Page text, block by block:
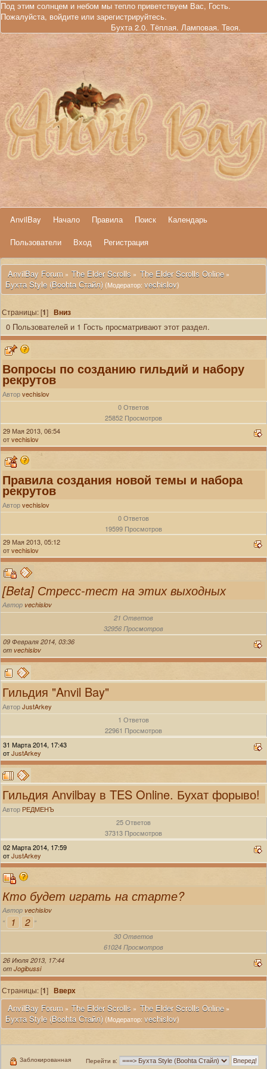
Под этим солнцем и небом мы тепло приветствуем Вас, Гость.
Пожалуйста, войдите или зарегистрируйтесь.
Бухта 2.0. Тёплая. Ламповая. Твоя.
AnvilBay Начало Правила Поиск
Календарь
Пользователи
Вход Регистрация
AnvilBay Forum » The Elder Scrolls » The Elder Scrolls Online»
Бухта Style (Boohta Стайл)(Модератор: vechislov)
Страницы: [1]Вниз
0 Пользователей и 1 Гость просматривают этот раздел.
Вопросы по созданию гильдий и набору
рекрутов
Авторvechislov
0 Ответов
25852 Просмотров
29 Мая 2013, 06:54
отvechislov
Правила создания новой темы и набора
рекрутов
Авторvechislov
0 Ответов
19599 Просмотров
29 Мая 2013, 05:12
отvechislov
[Beta] Стресс-тест на этих выходных
Автор vechislov
21 Ответов
32956 Просмотров
09 Февраля 2014, 03:36
от vechislov
Гильдия "Anvil Bay"
АвторJustArkey
1 Ответов
22961 Просмотров
31 Марта 2014, 17:43
отJustArkey
Гильдия Аnvilbay в TES Online. Бухат форыво!
Автор РЕДМЕНЪ
25 Ответов
37313 Просмотров
02 Марта 2014, 17:59
отJustArkey
Кто будет играть на старте?
Автор vechislov
« 1 2 »
30 Ответов
61024 Просмотров
26 Июля 2013, 17:44
от Jogibussi
Страницы: [1]Вверх
AnvilBay Forum » The Elder Scrolls » The Elder Scrolls Online»
Бухта Style (Boohta Стайл)(Модератор: vechislov)
Перейти в:
Заблокированная